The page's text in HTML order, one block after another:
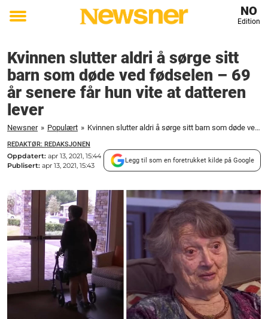
Toggle
NO
Edition
Kvinnen slutter aldri å sørge sitt
barn som døde ved fødselen – 69
år senere får hun vite at datteren
lever
Newsner » Populært » Kvinnen slutter aldri å sørge sitt barn som døde ved fødselen - 69 år senere får hun vite at datteren lever
REDAKTØR: REDAKSJONEN
Oppdatert: apr 13, 2021, 15:44
Publisert: apr 13, 2021, 15:43
Legg til som en foretrukket kilde på Google